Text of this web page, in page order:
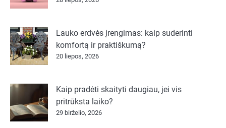
Lauko erdvės įrengimas: kaip suderinti
komfortą ir praktiškumą?
20 liepos, 2026
Kaip pradėti skaityti daugiau, jei vis
pritrūksta laiko?
29 birželio, 2026